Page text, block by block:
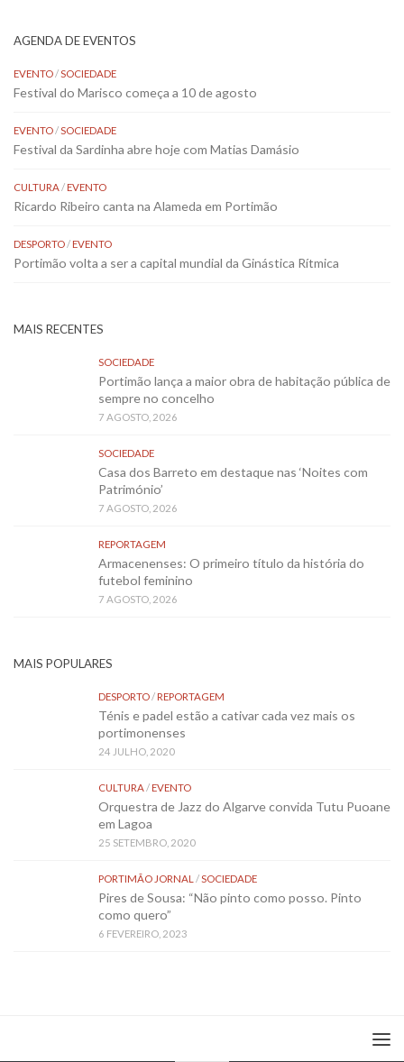
AGENDA DE EVENTOS
EVENTO/SOCIEDADE
Festival do Marisco começa a 10 de agosto
EVENTO/SOCIEDADE
Festival da Sardinha abre hoje com Matias Damásio
CULTURA/EVENTO
Ricardo Ribeiro canta na Alameda em Portimão
DESPORTO/EVENTO
Portimão volta a ser a capital mundial da Ginástica Rítmica
MAIS RECENTES
SOCIEDADE
Portimão lança a maior obra de habitação pública de
sempre no concelho
7 AGOSTO, 2026
SOCIEDADE
Casa dos Barreto em destaque nas ‘Noites com
Património’
7 AGOSTO, 2026
REPORTAGEM
Armacenenses: O primeiro título da história do
futebol feminino
7 AGOSTO, 2026
MAIS POPULARES
DESPORTO/REPORTAGEM
Ténis e padel estão a cativar cada vez mais os
portimonenses
24 JULHO, 2020
CULTURA/EVENTO
Orquestra de Jazz do Algarve convida Tutu Puoane
em Lagoa
25 SETEMBRO, 2020
PORTIMÃO JORNAL /SOCIEDADE
Pires de Sousa: “Não pinto como posso. Pinto
como quero”
6 FEVEREIRO, 2023